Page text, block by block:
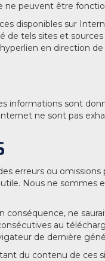
peuvent être
disponibles sur
tels sites et
en direction de
informations sont
ne sont pas
erreurs ou omissions
Nous ne sommes
ne
au
de dernière
du contenu de ces